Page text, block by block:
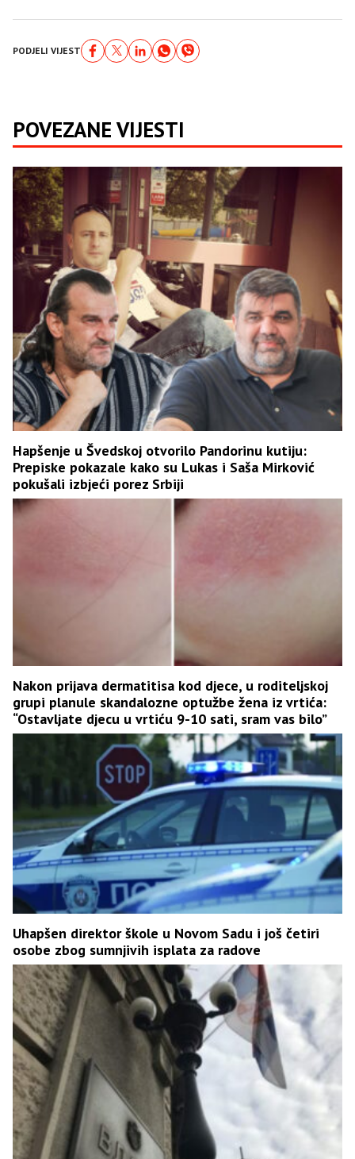
PODJELI VIJEST
POVEZANE VIJESTI
Hapšenje u Švedskoj otvorilo Pandorinu kutiju:
Prepiske pokazale kako su Lukas i Saša Mirković
pokušali izbjeći porez Srbiji
Nakon prijava dermatitisa kod djece, u roditeljskoj
grupi planule skandalozne optužbe žena iz vrtića:
“Ostavljate djecu u vrtiću 9-10 sati, sram vas bilo”
Uhapšen direktor škole u Novom Sadu i još četiri
osobe zbog sumnjivih isplata za radove